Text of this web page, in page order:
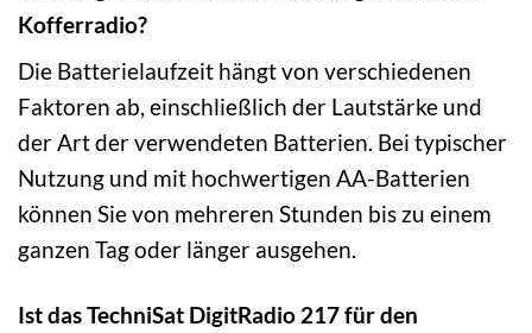
Kofferradio?
Die Batterielaufzeit hängt von verschiedenen
Faktoren ab, einschließlich der Lautstärke und
der Art der verwendeten Batterien. Bei typischer
Nutzung und mit hochwertigen AA-Batterien
können Sie von mehreren Stunden bis zu einem
ganzen Tag oder länger ausgehen.
Ist das TechniSat DigitRadio 217 für den